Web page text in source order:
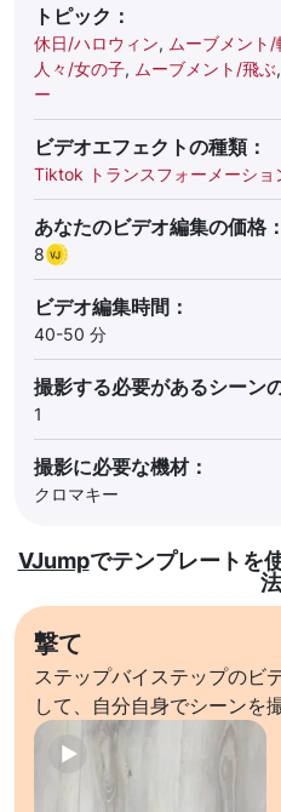
トピック：
休日/ハロウィン, ムーブメント/
人々/女の子, ムーブメント/飛ぶ,
ー
ビデオエフェクトの種類：
Tiktok トランスフォーメーショ
あなたのビデオ編集の価格：
8
ビデオ編集時間：
40-50 分
撮影する必要があるシーン
1
撮影に必要な機材：
クロマキー
VJumpでテンプレートを
法
撃て
ステップバイステップのビ
して、自分自身でシーンを